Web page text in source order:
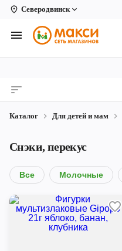
Северодвинск
Вологда
Архангельск
Киров
Коряжма
Котлас
Новодвинск
Рыбинск
Каталог Для детей и мам
Снэки, перекус
Все Молочные